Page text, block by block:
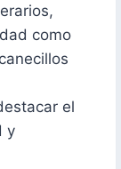
como
el
y